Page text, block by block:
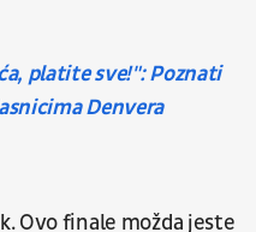
platite sve!": Poznati
Denvera
Ovo finale možda jeste